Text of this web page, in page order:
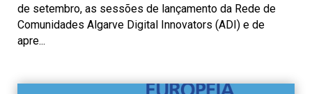
de setembro, as sessões de lançamento da Rede de
Comunidades Algarve Digital Innovators (ADI) e de
apre...